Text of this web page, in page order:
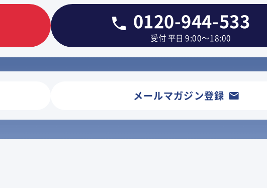
0120-944-533
受付 平日 9:00～18:00
メールマガジン登録